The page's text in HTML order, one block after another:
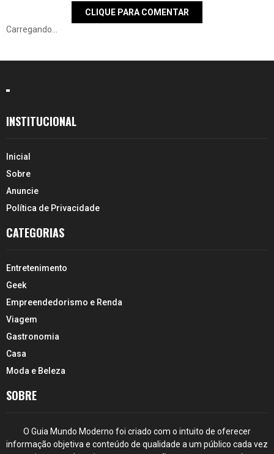
CLIQUE PARA COMENTAR
Carregando...
INSTITUCIONAL
Inicial
Sobre
Anuncie
Política de Privacidade
CATEGORIAS
Entretenimento
Geek
Empreendedorismo e Renda
Viagem
Gastronomia
Casa
Moda e Beleza
SOBRE
O Guia Mundo Moderno foi criado com o intuito de oferecer
informação objetiva e conteúdo de qualidade a um público cada vez